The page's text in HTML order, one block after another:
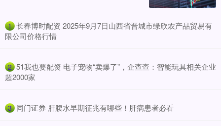
1 ​长春博时配资 2025年9月7日山西省晋城市绿欣农产品贸易有
限公司价格行情
2 ​51我也要配资 电子宠物“卖爆了”，企查查：智能玩具相关企业
超2000家
3 ​同门证券 肝腹水早期征兆有哪些！肝病患者必看